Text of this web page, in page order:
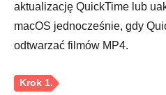
aktualizację QuickTime lub
macOS jednocześnie, gdy
odtwarzać filmów MP4.